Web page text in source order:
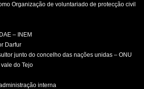
Organização de voluntariado de protecção civil
– INEM
Darfur
junto do concelho das nações unidas – ONU
do Tejo
interna